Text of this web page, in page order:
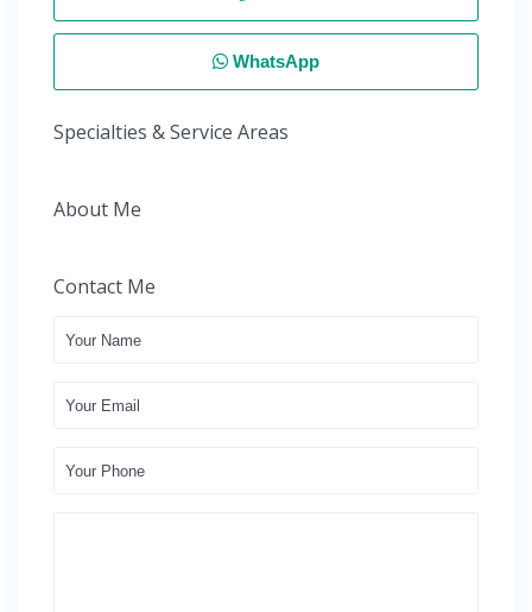
WhatsApp
Specialties & Service Areas
About Me
Contact Me